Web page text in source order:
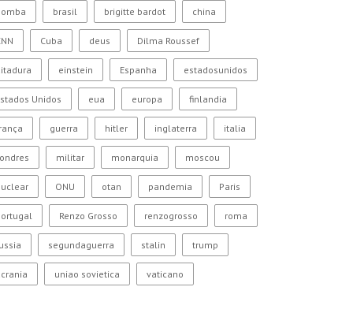
brasil brigitte bardot china
Cuba deus Dilma Roussef
einstein Espanha estadosunidos
Unidos eua europa finlandia
guerra hitler inglaterra italia
militar monarquia moscou
ONU otan pandemia Paris
Renzo Grosso renzogrosso roma
segundaguerra stalin trump
uniao sovietica vaticano